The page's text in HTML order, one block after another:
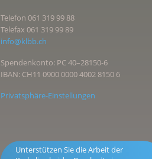
Telefon 061 319 99 88
Telefax 061 319 99 89
info@klbb.ch
Spendenkonto: PC 40–28150-6
IBAN: CH11 0900 0000 4002 8150 6
Privatsphäre-Einstellungen
Unterstützen Sie die Arbeit der